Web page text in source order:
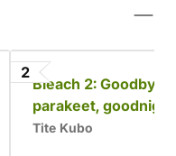
2
Bleach 2: Goodbye
parakeet,
sista
Tite Kubo